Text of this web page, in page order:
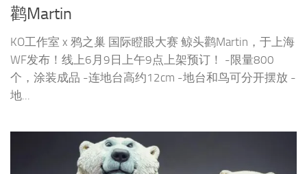
鹳Martin
KO工作室 x 鸦之巢 国际瞪眼大赛 鲸头鹳Martin，于上海
WF发布！线上6月9日上午9点上架预订！ -限量800
个，涂装成品 -连地台高约12cm -地台和鸟可分开摆放 -
地...